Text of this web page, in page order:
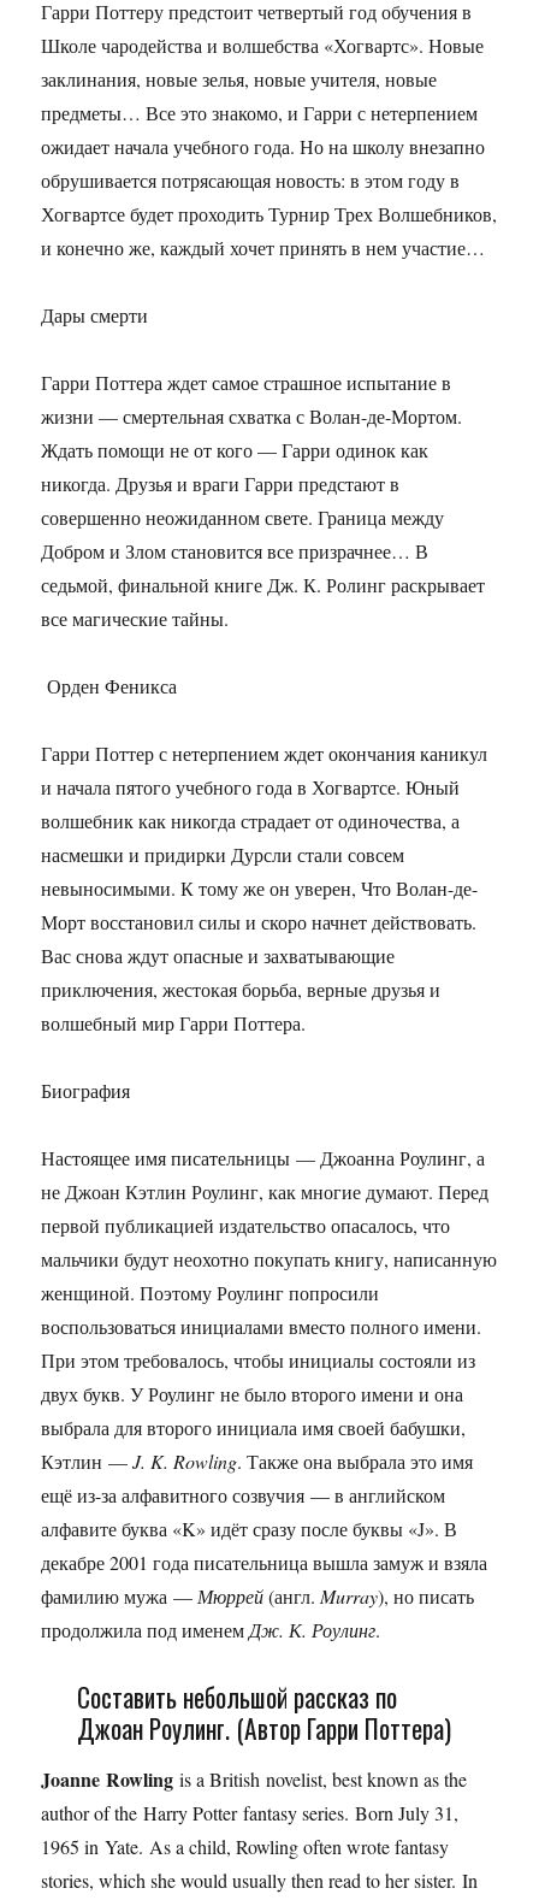
Гарри Поттеру предстоит четвертый год обучения в
Школе чародейства и волшебства «Хогвартс». Новые
заклинания, новые зелья, новые учителя, новые
предметы… Все это знакомо, и Гарри с нетерпением
ожидает начала учебного года. Но на школу внезапно
обрушивается потрясающая новость: в этом году в
Хогвартсе будет проходить Турнир Трех Волшебников,
и конечно же, каждый хочет принять в нем участие…
Дары смерти
Гарри Поттера ждет самое страшное испытание в
жизни — смертельная схватка с Волан-де-Мортом.
Ждать помощи не от кого — Гарри одинок как
никогда. Друзья и враги Гарри предстают в
совершенно неожиданном свете. Граница между
Добром и Злом становится все призрачнее… В
седьмой, финальной книге Дж. К. Ролинг раскрывает
все магические тайны.
Орден Феникса
Гарри Поттер с нетерпением ждет окончания каникул
и начала пятого учебного года в Хогвартсе. Юный
волшебник как никогда страдает от одиночества, а
насмешки и придирки Дурсли стали совсем
невыносимыми. К тому же он уверен, Что Волан-де-
Морт восстановил силы и скоро начнет действовать.
Вас снова ждут опасные и захватывающие
приключения, жестокая борьба, верные друзья и
волшебный мир Гарри Поттера.
Биография
Настоящее имя писательницы — Джоанна Роулинг, а
не Джоан Кэтлин Роулинг, как многие думают. Перед
первой публикацией издательство опасалось, что
мальчики будут неохотно покупать книгу, написанную
женщиной. Поэтому Роулинг попросили
воспользоваться инициалами вместо полного имени.
При этом требовалось, чтобы инициалы состояли из
двух букв. У Роулинг не было второго имени и она
выбрала для второго инициала имя своей бабушки,
Кэтлин —J. K. Rowling. Также она выбрала это имя
ещё из-за алфавитного созвучия — в английском
алфавите буква «K» идёт сразу после буквы «J». В
декабре 2001 года писательница вышла замуж и взяла
фамилию мужа — Мюррей(англ. Murray), но писать
продолжила под именем Дж. К. Роулинг.
Составить небольшой рассказ по
Джоан Роулинг. (Автор Гарри Поттера)
Joanne Rowlingis a British novelist, best known as the
author of the Harry Potter fantasy series. Born July 31,
1965 in Yate. As a child, Rowling often wrote fantasy
stories, which she would usually then read to her sister. In